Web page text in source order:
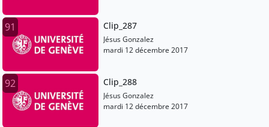
91 Clip_287
Jésus Gonzalez
mardi 12 décembre 2017
92 Clip_288
Jésus Gonzalez
mardi 12 décembre 2017